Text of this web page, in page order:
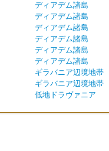
ディアデム諸島
ディアデム諸島
ディアデム諸島
ディアデム諸島
ディアデム諸島
ディアデム諸島
ギラバニア辺境地帯
ギラバニア辺境地帯
低地ドラヴァニア